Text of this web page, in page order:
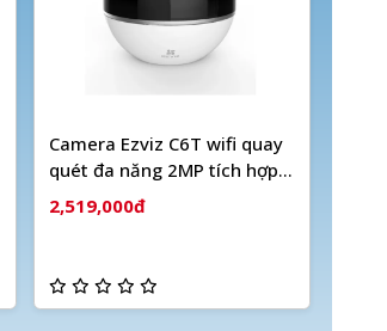
Camera Ezviz C6T wifi quay
quét đa năng 2MP tích hợp
báo động
2,519,000đ